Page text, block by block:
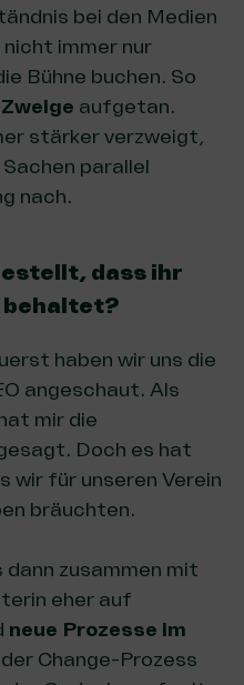
bei den Medien
immer nur
Bühne buchen. So
aufgetan.
stärker verzweigt,
parallel
nach.
dass ihr
behaltet?
haben wir uns die
angeschaut. Als
mir die
Doch es hat
wir für unseren Verein
bräuchten.
dann zusammen mit
eher auf
neue Prozesse im
Change-Prozess